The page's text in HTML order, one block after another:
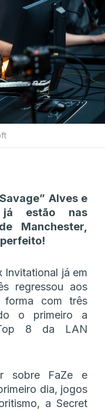
Alves e
estão nas
Manchester,
Invitational já em
regressou aos
forma com três
o primeiro a
8 da LAN
sobre FaZe e
dia, jogos
a Secret